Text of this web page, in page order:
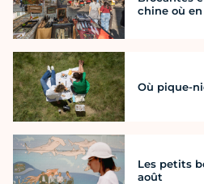
chine où
Où pique-
Les petits
août